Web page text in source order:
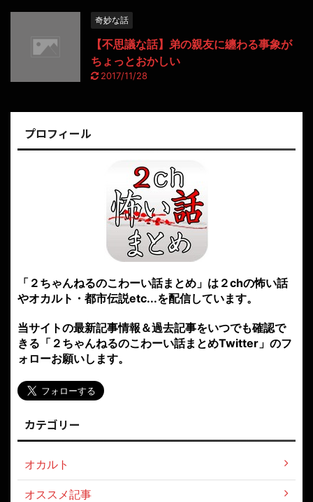
奇妙な話
【不思議な話】弟の親友に纏わる事象が
ちょっとおかしい
2017/11/28
プロフィール
「２ちゃんねるのこわーい話まとめ」は２chの怖い話
やオカルト・都市伝説etc...を配信しています。
当サイトの最新記事情報＆過去記事をいつでも確認で
きる「２ちゃんねるのこわーい話まとめTwitter」のフ
ォローお願いします。
カテゴリー
オカルト
オススメ記事